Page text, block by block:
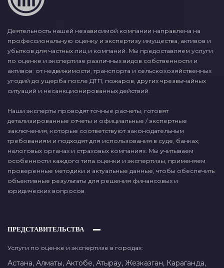
Деятельность нашей независимой компании направлена на
профессиональную оценку и экспертизу имущества, активов и
убытков для частных лиц и компаний. Мы предоставляем услуги
по оценке и экспертизе различных видов собственности и
активов: от недвижимости, транспорта и сельскохозяйственных
угодий до ущерба после ДТП, пожаров, других чрезвычайных
ситуаций и несанкционированных действий.
Наши эксперты проводят точные расчеты, готовят
детализированные отчеты и официальные / экспертные
заключения, которые соответствуют законодательным
требованиям и подходят для использования в суде, банках,
налоговых органах и страховых компаниях. Мы учитываем
особенности каждого типа оценки и экспертизы, применяем
проверенные методики и актуальные данные, чтобы обеспечить
объективные результаты для решения финансовых и
юридических вопросов.
ПРЕДСТАВИТЕЛЬСТВА
Услуги по оценке и экспертизе в городах:
Астана, Алматы, Актобе, Атырау, Жезказган, Караганда,